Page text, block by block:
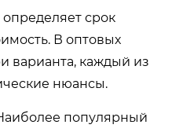
срок
В оптовых
варианта, каждый из
нюансы.
популярный